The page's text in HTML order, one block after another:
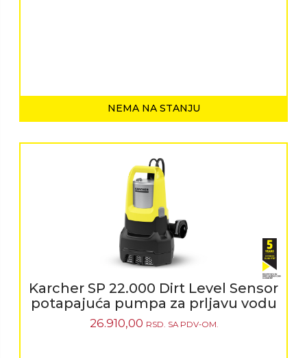
NEMA NA STANJU
Karcher SP 22.000 Dirt Level Sensor
potapajuća pumpa za prljavu vodu
26.910,00 RSD. SA PDV-OM.